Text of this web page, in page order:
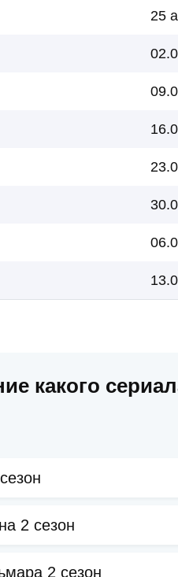
25
какого
2 сезон
2 сезон